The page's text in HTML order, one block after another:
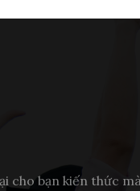
cho bạn kiến thức